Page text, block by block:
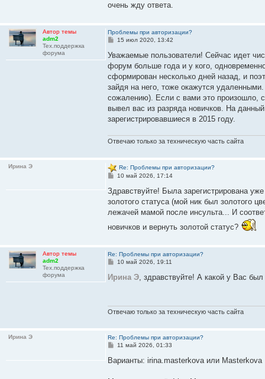
очень жду ответа.
Автор темы
adm2
Тех.поддержка
форума
Проблемы при авторизации?
С
о
щ
е
н
и
е
15 июл 2020, 13:42
Уважаемые пользователи! Сейчас идет
форум больше года и у кого,
сформирован несколько дней назад, и
зайдя на него, тоже окажутся
сожалению). Если с вами это произошло,
вывел вас из разряда новичков. На
зарегистрировавшиеся в 2015 году.
Отвечаю только за техническую часть сайта
Ирина Э
Re: Проблемы при авторизации?
С
о
б
щ
е
и
е
10 май 2026, 17:14
Здравствуйте! Была зарегистрирована
золотого статуса (мой ник был золотого
лежачей мамой после инсульта... И
новичков и вернуть золотой статус?
Автор темы
adm2
Тех.поддержка
форума
Re: Проблемы при авторизации?
С
о
и
10 май 2026, 19:11
Ирина Э, здравствуйте! А какой у Вас
Отвечаю только за техническую часть сайта
Ирина Э
Re: Проблемы при авторизации?
С
о
б
11 май 2026, 01:33
Варианты: irina.masterkova или Masterkova